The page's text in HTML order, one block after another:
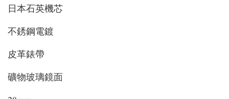
日本石英機芯
不銹鋼電鍍
皮革錶帶
礦物玻璃鏡面